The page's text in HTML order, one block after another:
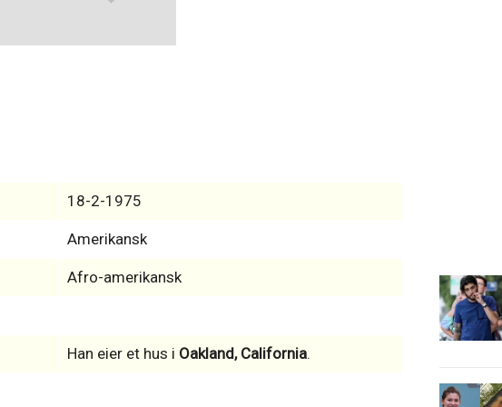
18-2-1975
Amerikansk
Afro-amerikansk
Han eier et hus i Oakland, California.